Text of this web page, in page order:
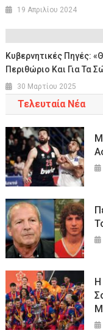
19 Απριλίου 2024
Κυβερνητικές Πηγές:
Περιθώριο Και Για Τα
30 Μαρτίου 2025
Τελευταία Νέα
Η